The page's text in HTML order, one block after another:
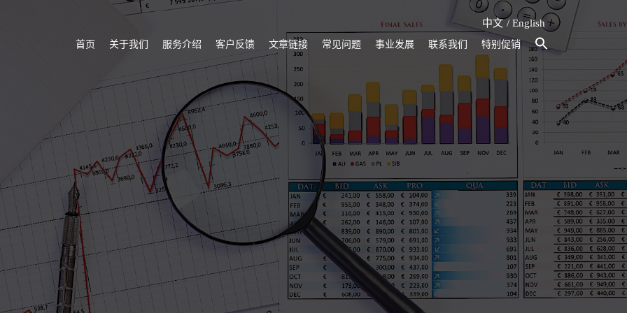
中文 English
首页 关于我们 服务介绍 客户反馈 文章链接 常见问题 事业发展 联系我们 特别促销